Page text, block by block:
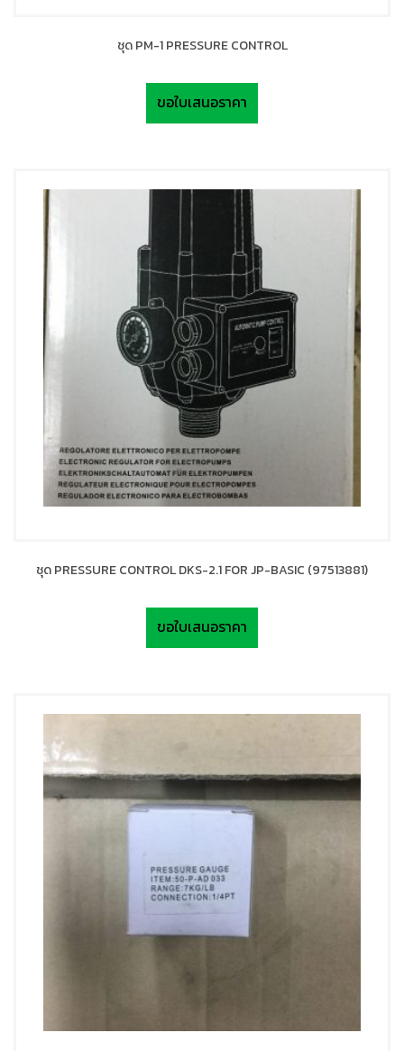
ชุด PM-1 PRESSURE CONTROL
ขอใบเสนอราคา
ชุด PRESSURE CONTROL DKS-2.1 FOR JP-BASIC (97513881)
ขอใบเสนอราคา